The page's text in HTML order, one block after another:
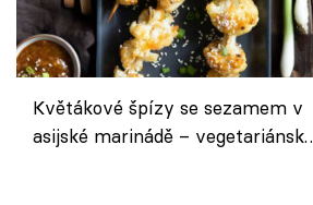
Květákové špízy se sezamem v
asijské marinádě – vegetariánská